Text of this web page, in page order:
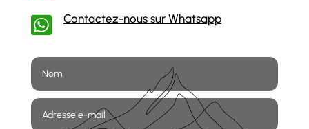
 Contactez-nous sur Whatsapp